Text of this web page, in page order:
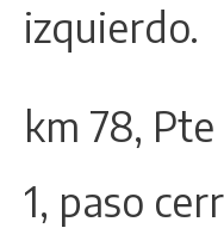
izquierdo.
km 78,
1, paso